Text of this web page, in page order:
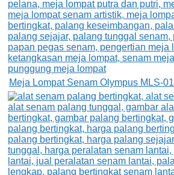
Meja Lompat Senam Olympus MLS-01